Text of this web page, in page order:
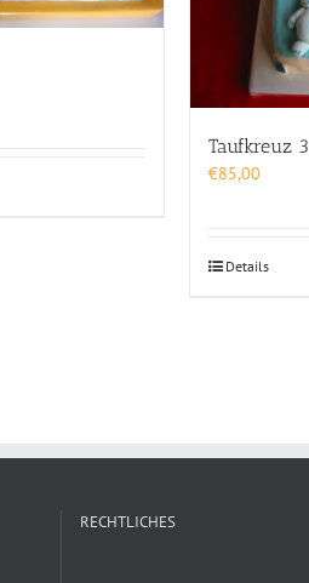
Taufkreuz 3
€85,00
Details
RECHTLICHES